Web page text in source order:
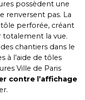
possèdent une
renversent pas. La
perforée, créant
totalement la vue.
chantiers dans le
à l’aide de tôles
Ville de Paris
contre l’affichage